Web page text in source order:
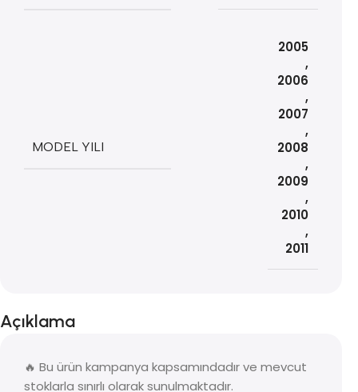
MODEL YILI
2005
,
2006
,
2007
,
2008
,
2009
,
2010
,
2011
Açıklama
🔥 Bu ürün kampanya kapsamındadır ve mevcut
stoklarla sınırlı olarak sunulmaktadır.